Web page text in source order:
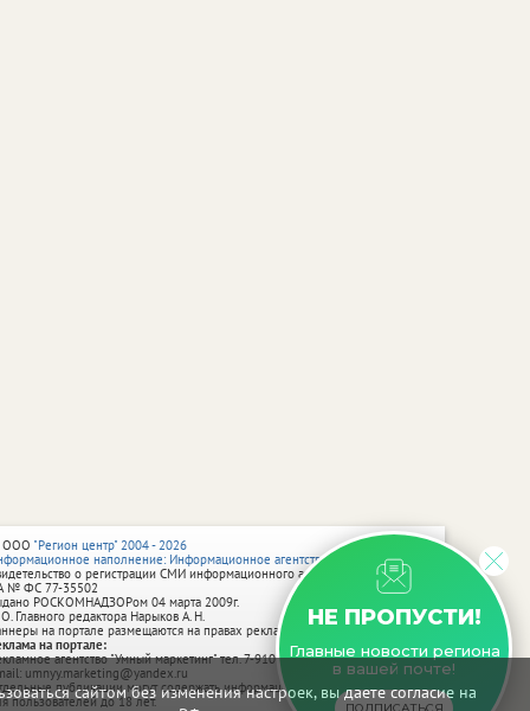
сайтом без изменения настроек, вы даете согласие на
НЕ ПРОПУСТИ!
Главные новости региона
в вашей почте!
"Регион центр" 2004 - 2026
наполнение: Информационное агентство vRossii.ru
о регистрации СМИ информационного агентства vRossii.ru
№ ФС 77‑35502
РОСКОМНАДЗОРом 04 марта 2009г.
Главного редактора Нарыков А. Н.
на портале размещаются на правах рекламы.
на портале:
агентство "Умный маркетинг" тел. 7-910-267-70-40,
umnyy.marketing@yandex.ru
публикации могут содержать информацию, не предназначенную
пользователей до 18 лет.